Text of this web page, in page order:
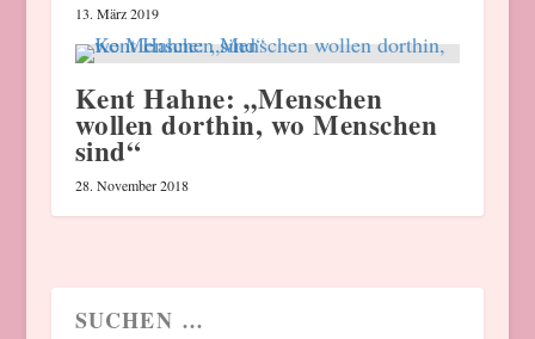
13. März 2019
Kent Hahne: „Menschen
wollen dorthin, wo Menschen
sind“
28. November 2018